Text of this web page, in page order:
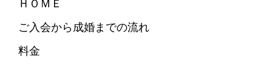
ＨＯＭＥ
ご入会から成婚までの流れ
料金